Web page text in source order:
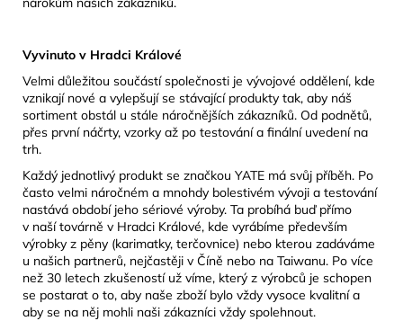
Vyvinuto v Hradci Králové
Velmi důležitou součástí společnosti je vývojové oddělení, kde
vznikají nové a vylepšují se stávající produkty tak, aby náš
sortiment obstál u stále náročnějších zákazníků. Od podnětů,
přes první náčrty, vzorky až po testování a finální uvedení na
trh.
Každý jednotlivý produkt se značkou YATE má svůj příběh. Po
často velmi náročném a mnohdy bolestivém vývoji a testování
nastává období jeho sériové výroby. Ta probíhá buď přímo
v naší továrně v Hradci Králové, kde vyrábíme především
výrobky z pěny (karimatky, terčovnice) nebo kterou zadáváme
u našich partnerů, nejčastěji v Číně nebo na Taiwanu. Po více
než 30 letech zkušeností už víme, který z výrobců je schopen
se postarat o to, aby naše zboží bylo vždy vysoce kvalitní a
aby se na něj mohli naši zákazníci vždy spolehnout.